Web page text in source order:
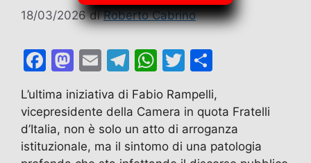
18/03/2026 diRoberto Cabrino
F
c
e
b
M
a
st
o
d
E
ai
l
T
el
e
gr
a
W
h
at
s
A
T
itt
er
o
n
di
vi
L’ultima iniziativa di Fabio Rampelli,
vicepresidente della Camera in quota Fratelli
d’Italia, non è solo un atto di arroganza
istituzionale, ma il sintomo di una patologia